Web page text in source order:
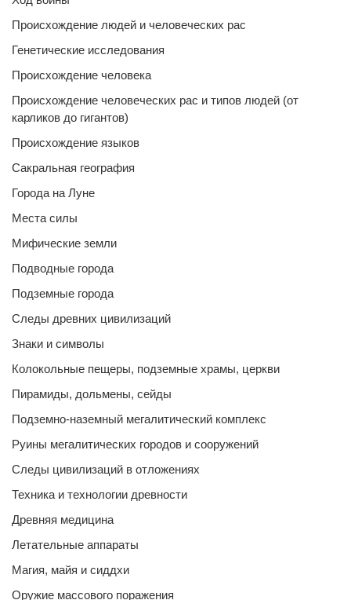
Происхождение людей и человеческих рас
Генетические исследования
Происхождение человека
Происхождение человеческих рас и типов людей (от
карликов до гигантов)
Происхождение языков
Сакральная география
Города на Луне
Места силы
Мифические земли
Подводные города
Подземные города
Следы древних цивилизаций
Знаки и символы
Колокольные пещеры, подземные храмы, церкви
Пирамиды, дольмены, сейды
Подземно-наземный мегалитический комплекс
Руины мегалитических городов и сооружений
Следы цивилизаций в отложениях
Техника и технологии древности
Древняя медицина
Летательные аппараты
Магия, майя и сиддхи
Оружие массового поражения